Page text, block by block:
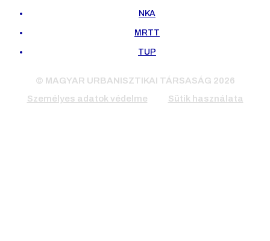
NKA
MRTT
TUP
© MAGYAR URBANISZTIKAI TÁRSASÁG 2026
Személyes adatok védelme
Sütik használata